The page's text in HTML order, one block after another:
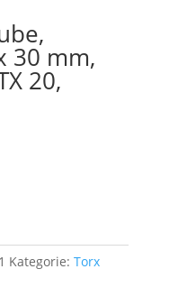
30 mm,
20,
Kategorie: Torx